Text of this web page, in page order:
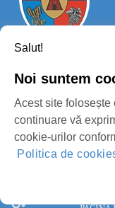
Salut!
Noi suntem
Acest site
continuare vă
cookie-urilor
Politica de